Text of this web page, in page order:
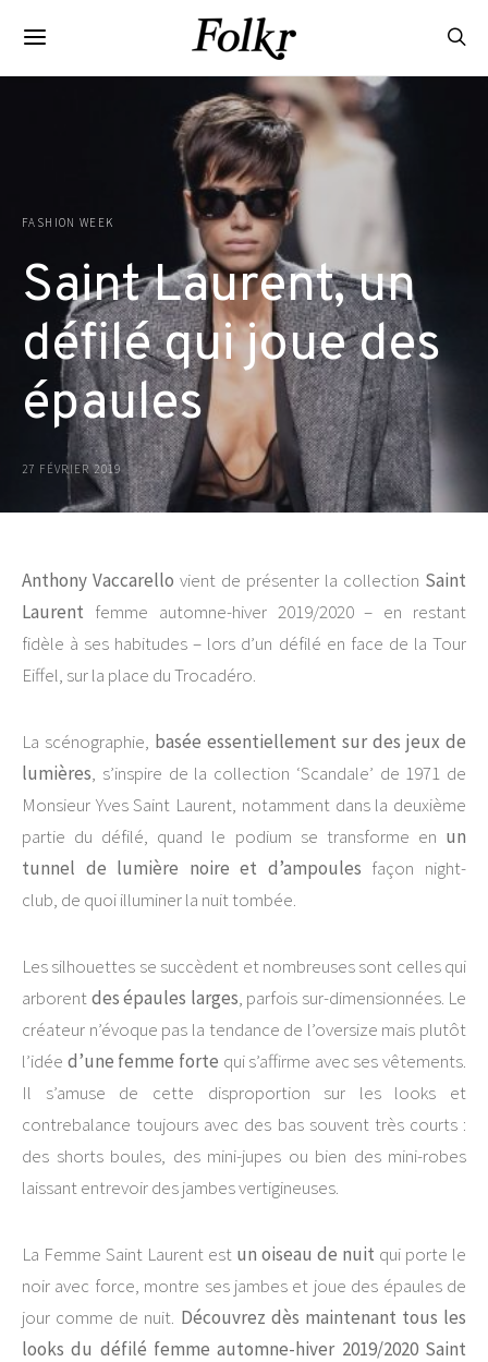
FASHION WEEK
Saint Laurent, un
défilé qui joue des
épaules
27 FÉVRIER 2019
Anthony Vaccarello vient de présenter la collection Saint
Laurent femme automne-hiver 2019/2020 – en restant
fidèle à ses habitudes – lors d’un défilé en face de la Tour
Eiffel, sur la place du Trocadéro.
La scénographie, basée essentiellement sur des jeux de
lumières, s’inspire de la collection ‘Scandale’ de 1971 de
Monsieur Yves Saint Laurent, notamment dans la deuxième
partie du défilé, quand le podium se transforme en un
tunnel de lumière noire et d’ampoules façon night-
club, de quoi illuminer la nuit tombée.
Les silhouettes se succèdent et nombreuses sont celles qui
arborentdes épaules larges, parfois sur-dimensionnées. Le
créateur n’évoque pas la tendance de l’oversize mais plutôt
l’idée d’une femme forte qui s’affirme avec ses vêtements.
Il s’amuse de cette disproportion sur les looks et
contrebalance toujours avec des bas souvent très courts :
des shorts boules, des mini-jupes ou bien des mini-robes
laissant entrevoir des jambes vertigineuses.
La Femme Saint Laurent est un oiseau de nuit qui porte le
noir avec force, montre ses jambes et joue des épaules de
jour comme de nuit. Découvrez dès maintenant tous les
looks du défilé femme automne-hiver 2019/2020 Saint